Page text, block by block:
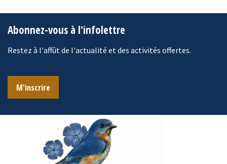
Abonnez-vous à l'infolettre
Restez à l'affût de l'actualité et des activités offertes.
M'inscrire